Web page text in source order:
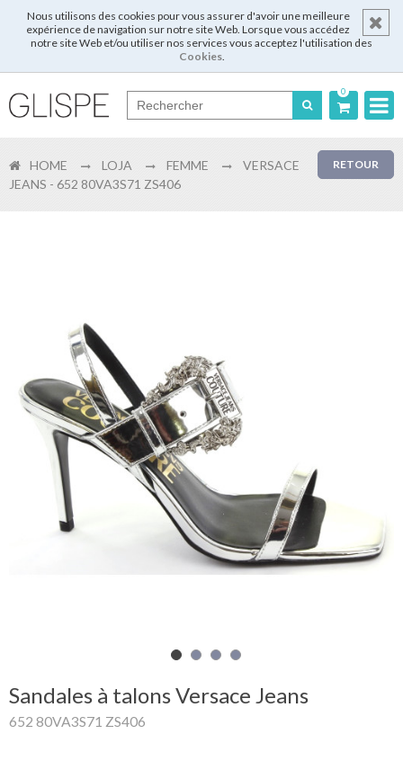
Nous utilisons des cookies pour vous assurer d'avoir une meilleure
expérience de navigation sur notre site Web. Lorsque vous accédez
notre site Web et/ou utiliser nos services vous acceptez l'utilisation des
Cookies.
0
English
Enregistrer
Mon
panier
Glispe
Femme
RETOUR
HOME LOJA FEMME
VERSACE
JEANS - 652 80VA3S71 ZS406
Sandales à talons Versace Jeans
652 80VA3S71 ZS406